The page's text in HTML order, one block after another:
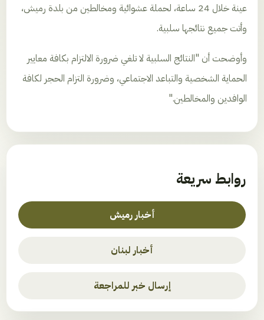
عينة خلال 24 ساعة، لحملة عشوائية ومخالطين من بلدة رميش،
وأتت جميع نتائجها سلبية.
وأوضحت أن "النتائج السلبية لا تلغي ضرورة الالتزام بكافة معايير
الحماية الشخصية والتباعد الاجتماعي، وضرورة التزام الحجر لكافة
الوافدين والمخالطين".
روابط سريعة
أخبار رميش
أخبار لبنان
إرسال خبر للمراجعة